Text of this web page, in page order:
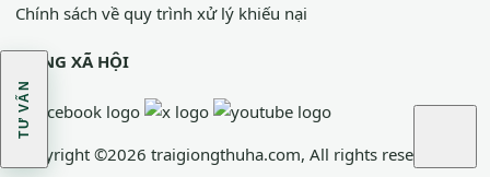
Chính sách về quy trình xử lý khiếu nại
MẠNG XÃ HỘI
Copyright ©2026 traigiongthuha.com, All rights reserved
TƯ VẤN